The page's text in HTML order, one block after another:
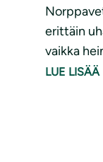
erittäin
vaikka
LUE LISÄÄ